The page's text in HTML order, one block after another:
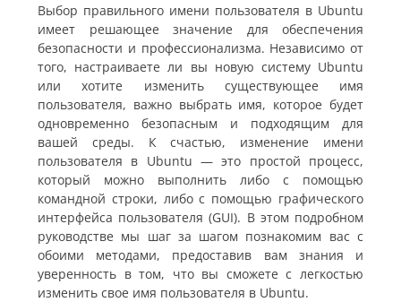
Выбор правильного имени пользователя в Ubuntu
имеет решающее значение для обеспечения
безопасности и профессионализма. Независимо от
того, настраиваете ли вы новую систему Ubuntu
или хотите изменить существующее имя
пользователя, важно выбрать имя, которое будет
одновременно безопасным и подходящим для
вашей среды. К счастью, изменение имени
пользователя в Ubuntu — это простой процесс,
который можно выполнить либо с помощью
командной строки, либо с помощью графического
интерфейса пользователя (GUI). В этом подробном
руководстве мы шаг за шагом познакомим вас с
обоими методами, предоставив вам знания и
уверенность в том, что вы сможете с легкостью
изменить свое имя пользователя в Ubuntu.